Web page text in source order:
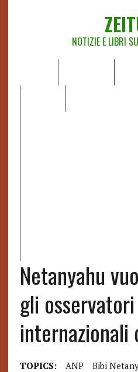
NOTIZIE E LIBRI
Netanyahu
gli osservatori
internazionali
TOPICS: ANP Bibi